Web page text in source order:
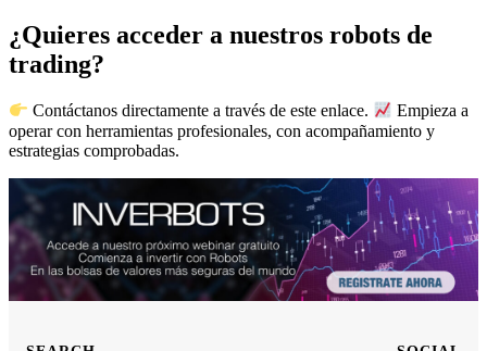
¿Quieres acceder a nuestros robots de
trading?
Contáctanos directamente a través de este enlace.
Empieza a
operar con herramientas profesionales, con acompañamiento y
estrategias comprobadas.